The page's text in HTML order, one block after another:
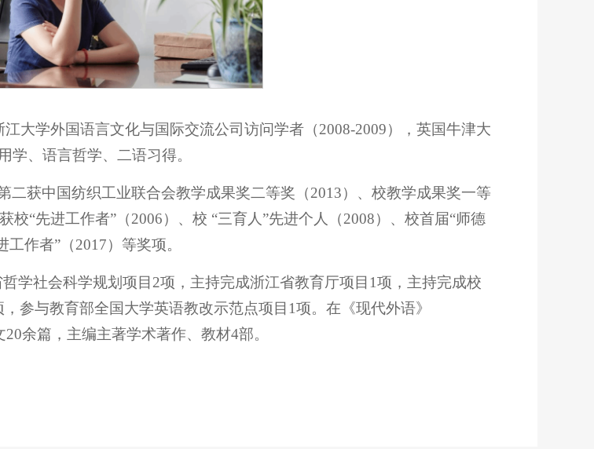
大学外国语言文化与国际交流公司访问学者（2008-2009），英国牛津大
学、语言哲学、二语习得。
二获中国纺织工业联合会教学成果奖二等奖（2013）、校教学成果奖一等
“先进工作者”（2006）、校 “三育人”先进个人（2008）、校首届“师德
作者”（2017）等奖项。
学社会科学规划项目2项，主持完成浙江省教育厅项目1项，主持完成校
参与教育部全国大学英语教改示范点项目1项。在《现代外语》
余篇，主编主著学术著作、教材4部。